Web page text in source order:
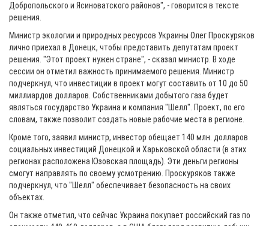
Добропольского и Ясиноватского районов", - говорится в тексте
решения.
Министр экологии и природных ресурсов Украины Олег Проскуряков
лично приехал в Донецк, чтобы представить депутатам проект
решения. "Этот проект нужен стране", - сказал министр. В ходе
сессии он отметил важность принимаемого решения. Министр
подчеркнул, что инвестиции в проект могут составить от 10 до 50
миллиардов долларов. Собственниками добытого газа будет
являться государство Украина и компания "Шелл". Проект, по его
словам, также позволит создать новые рабочие места в регионе.
Кроме того, заявил министр, инвестор обещает 140 млн. долларов
социальных инвестиций Донецкой и Харьковской области (в этих
регионах расположена Юзовская площадь). Эти деньги регионы
смогут направлять по своему усмотрению. Проскуряков также
подчеркнул, что "Шелл" обеспечивает безопасность на своих
объектах.
Он также отметил, что сейчас Украина покупает российский газ по